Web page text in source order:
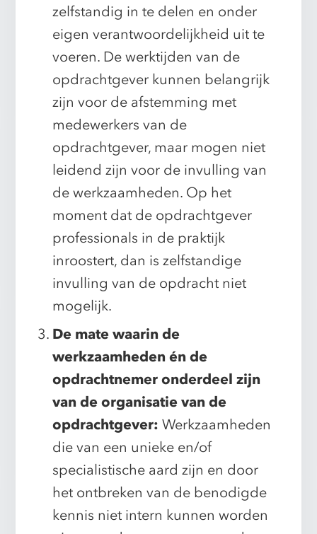
zelfstandig in te delen en onder
eigen verantwoordelijkheid uit te
voeren. De werktijden van de
opdrachtgever kunnen belangrijk
zijn voor de afstemming met
medewerkers van de
opdrachtgever, maar mogen niet
leidend zijn voor de invulling van
de werkzaamheden. Op het
moment dat de opdrachtgever
professionals in de praktijk
inroostert, dan is zelfstandige
invulling van de opdracht niet
mogelijk.
De mate waarin de
werkzaamheden én de
opdrachtnemer onderdeel zijn
van de organisatie van de
opdrachtgever:Werkzaamheden
die van een unieke en/of
specialistische aard zijn en door
het ontbreken van de benodigde
kennis niet intern kunnen worden